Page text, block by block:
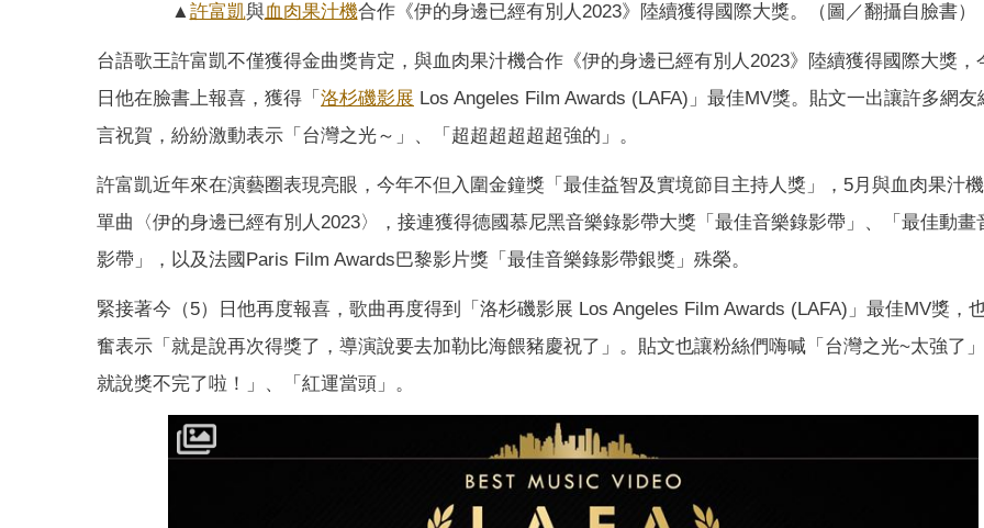
▲許富凱與血肉果汁機合作《伊的身邊已經有別人2023》陸續獲得國際大獎。（圖／翻攝自臉書）
台語歌王許富凱不僅獲得金曲獎肯定，與血肉果汁機合作《伊的身邊已經有別人2023》陸續獲得國際大獎，
日他在臉書上報喜，獲得「 洛杉磯影展 Los Angeles Film Awards (LAFA)」最佳MV獎。貼文一出讓許多網友
言祝賀，紛紛激動表示「台灣之光～」、「超超超超超超強的」。
許富凱近年來在演藝圈表現亮眼，今年不但入圍金鐘獎「最佳益智及實境節目主持人獎」，5月與血肉果汁
單曲〈伊的身邊已經有別人2023〉，接連獲得德國慕尼黑音樂錄影帶大獎「最佳音樂錄影帶」、「最佳動畫
影帶」，以及法國Paris Film Awards巴黎影片獎「最佳音樂錄影帶銀獎」殊榮。
緊接著今（5）日他再度報喜，歌曲再度得到「洛杉磯影展 Los Angeles Film Awards (LAFA)」最佳MV獎，
奮表示「就是說再次得獎了，導演說要去加勒比海餵豬慶祝了」。貼文也讓粉絲們嗨喊「台灣之光~太強了
就說獎不完了啦！」、「紅運當頭」。